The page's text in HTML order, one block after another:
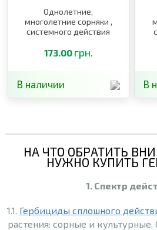
Однолетние,
многолетние сорняки ,
системного действия
173.00 грн.
В наличии В
НА ЧТО ОБРАТИТЬ
НУЖНО КУПИТЬ
1. Спектр
1.1. Гербициды сплошного
растения: сорные и